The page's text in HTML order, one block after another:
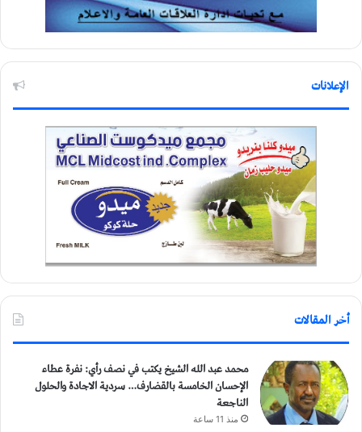
الإعلانات
أخر المقالات
محمد عبد الله الشيخ يكتب في نصف رأي: نفرة عطاء
الإحسان الخامسة بالقضارف… سردية الاجادة والحلول
الناجعة
منذ 11 ساعة